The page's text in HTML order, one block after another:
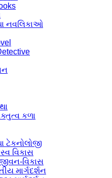
નવલિકાઓ
કળા
ટેકનોલોજી
વિકાસ
વિકાસ
માર્ગદર્શન